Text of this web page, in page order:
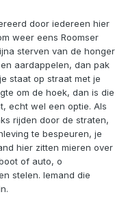
door iedereen hier
weer eens Roomser
sterven van de honger
aardappelen, dan pak
staat op straat met je
om de hoek, dan is die
echt wel een optie. Als
rijden door de straten,
te bespeuren, je
hier zitten mieren over
of auto, o
stelen. Iemand die